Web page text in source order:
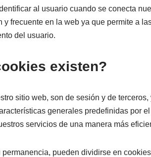
al usuario cuando se conecta
y frecuente en la web ya que permite a
del usuario.
existen?
sitio web, son de sesión y de
generales predefinidas por
servicios de una manera más
permanencia, pueden dividirse en